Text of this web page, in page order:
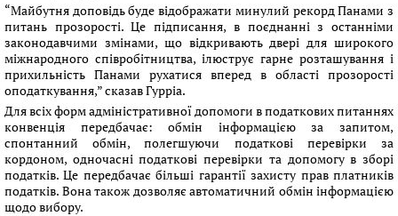
“Майбутня доповідь буде відображати минулий рекорд Панами з
питань прозорості. Це підписання, в поєднанні з останніми
законодавчими змінами, що відкривають двері для широкого
міжнародного співробітництва, ілюструє гарне розташування і
прихильність Панами рухатися вперед в області прозорості
оподаткування,” сказав Гурріа.
Для всіх форм адміністративної допомоги в податкових питаннях
конвенція передбачає: обмін інформацією за запитом,
спонтанний обмін, полегшуючи податкові перевірки за
кордоном, одночасні податкові перевірки та допомогу в зборі
податків. Це передбачає більші гарантії захисту прав платників
податків. Вона також дозволяє автоматичний обмін інформацією
щодо вибору.